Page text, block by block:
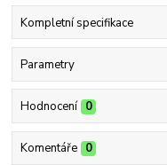
Kompletní specifikace
Parametry
Hodnocení 0
Komentáře 0